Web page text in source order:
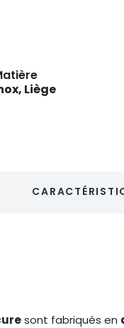
Liège
sont fabriqués en